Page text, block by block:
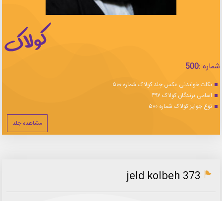
شماره :500
نکات خواندنی عکس جلد کولاک شماره ۵۰۰
اسامی برندگان کولاک ۴۹۷
نوع جوایز کولاک شماره ۵۰۰
مشاهده جلد
jeld kolbeh 373